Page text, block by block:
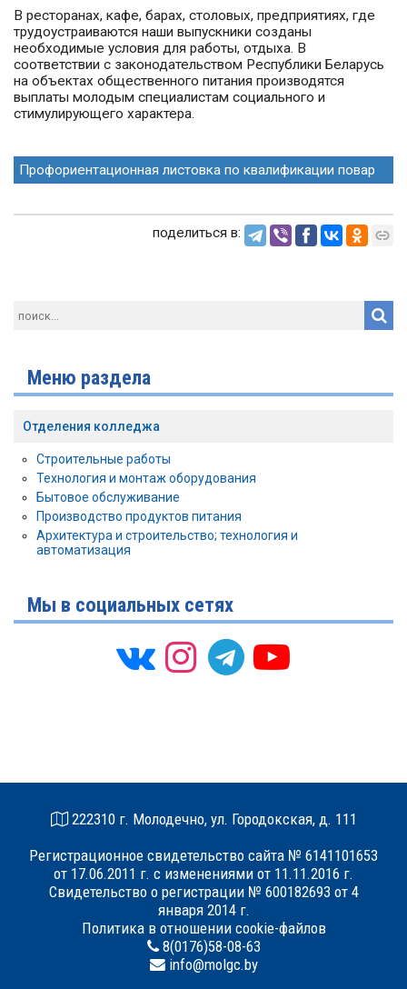
В ресторанах, кафе, барах, столовых, предприятиях, где
трудоустраиваются наши выпускники созданы
необходимые условия для работы, отдыха. В
соответствии с законодательством Республики Беларусь
на объектах общественного питания производятся
выплаты молодым специалистам социального и
стимулирующего характера.
Профориентационная листовка по квалификации повар
поделиться в:
Меню раздела
Отделения колледжа
Строительные работы
Технология и монтаж оборудования
Бытовое обслуживание
Производство продуктов питания
Архитектура и строительство; технология и
автоматизация
Мы в социальных сетях
222310 г. Молодечно, ул. Городокская, д. 111
Регистрационное свидетельство сайта № 6141101653
от 17.06.2011 г. с изменениями от 11.11.2016 г.
Свидетельство о регистрации № 600182693 от 4
января 2014 г.
Политика в отношении cookie-файлов
8(0176)58-08-63
info@molgc.by